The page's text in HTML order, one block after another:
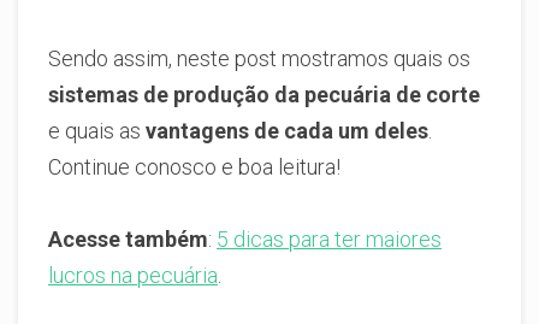
Sendo assim, neste post mostramos quais os
sistemas de produção da pecuária de corte
e quais as vantagens de cada um deles
Continue conosco e boa leitura!
Acesse também: 5 dicas para ter maiores
lucros na pecuária